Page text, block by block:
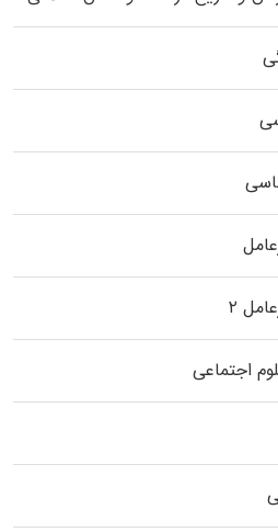
۲
اجتماعی